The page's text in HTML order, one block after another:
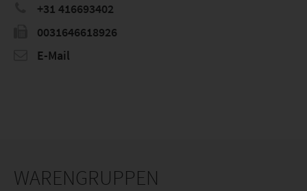
+31 416693402
0031646618926
E-Mail
WARENGRUPPEN